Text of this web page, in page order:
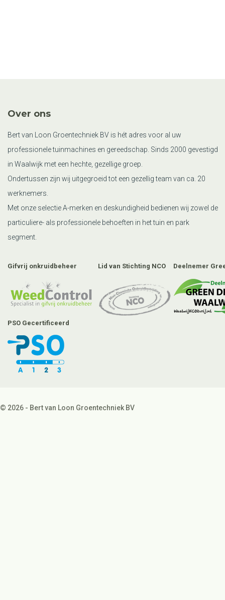
Over ons
Bert van Loon Groentechniek BV is hét adres voor al uw
professionele tuinmachines en gereedschap. Sinds 2000 gevestigd
in Waalwijk met een hechte, gezellige groep.
Ondertussen zijn wij uitgegroeid tot een gezellig team van ca. 20
werknemers.
Met onze selectie A-merken en deskundigheid bedienen wij zowel de
particuliere- als professionele behoeften in het tuin en park
segment.
Gifvrij onkruidbeheer Lid van Stichting NCO Deelnemer
PSO Gecertificeerd
© 2026 - Bert van Loon Groentechniek BV